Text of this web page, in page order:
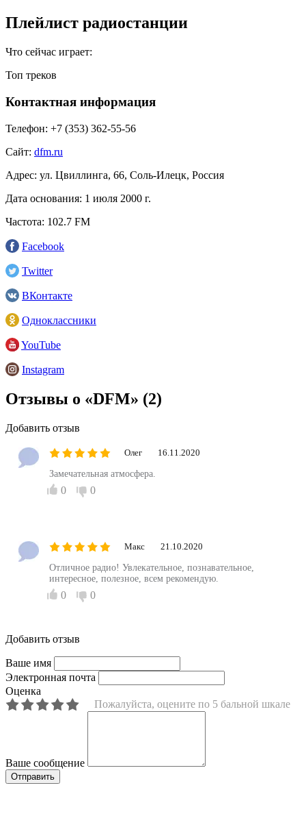
Плейлист радиостанции
Что сейчас играет:
Топ треков
Контактная информация
Телефон: +7 (353) 362-55-56
Сайт: dfm.ru
Адрес: ул. Цвиллинга, 66, Соль-Илецк, Россия
Дата основания: 1 июля 2000 г.
Частота: 102.7 FM
Facebook
Twitter
ВКонтакте
Одноклассники
YouTube
Instagram
Отзывы о «DFM» (2)
Добавить отзыв
Олег 16.11.2020
Замечательная атмосфера.
0 0
Макс 21.10.2020
Отличное радио! Увлекательное, познавательное,
интересное, полезное, всем рекомендую.
0 0
Добавить отзыв
Ваше имя
Электронная почта
Оценка
Пожалуйста, оцените по 5 бальной шкале
Ваше сообщение